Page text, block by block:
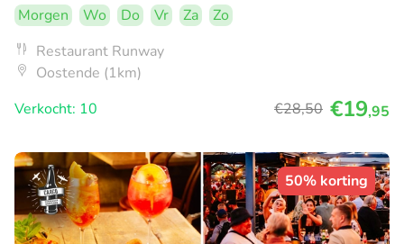
Morgen Wo Do Vr Za
Zo
Restaurant Runway
Oostende (1km)
Verkocht: 10
€28,50 €19,95
50% korting